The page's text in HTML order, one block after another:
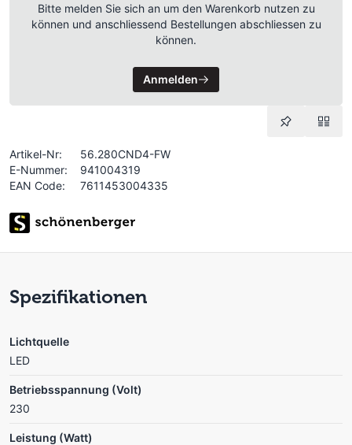
Bitte melden Sie sich an um den Warenkorb nutzen zu
können und anschliessend Bestellungen abschliessen zu
können.
Anmelden
Artikel-Nr:
56.280CND4-FW
E-Nummer:
941004319
EAN Code:
7611453004335
Spezifikationen
Lichtquelle
LED
Betriebsspannung (Volt)
230
Leistung (Watt)